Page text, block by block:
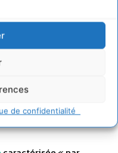
de confidentialité
d’éviter la récidive
de fixer des limites à
tolère et rejette. Et
des atteintes portées
intégrée à la